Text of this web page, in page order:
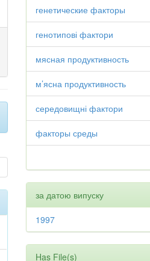
генетические факторы
генотипові фактори
мясная продуктивность
м’ясна продуктивность
середовищні фактори
факторы среды
за датою випуску
1997
Has File(s)